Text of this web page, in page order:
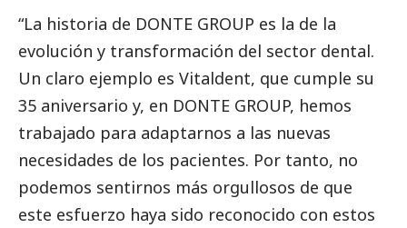
“La historia de DONTE GROUP es la de la
evolución y transformación del sector dental.
Un claro ejemplo es Vitaldent, que cumple su
35 aniversario y, en DONTE GROUP, hemos
trabajado para adaptarnos a las nuevas
necesidades de los pacientes. Por tanto, no
podemos sentirnos más orgullosos de que
este esfuerzo haya sido reconocido con estos